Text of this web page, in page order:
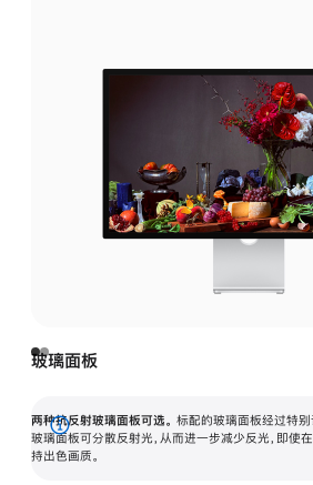
玻璃面板
两种抗反射玻璃面板可选。 标配的玻璃面板经过特别
玻璃面板可分散反射光，从而进一步减少反光，即使
持出色画质。
展
开